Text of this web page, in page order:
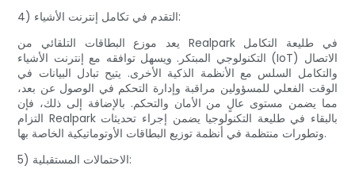
4) التقدم في تكامل إنترنت الأشياء:
يعد موزع البطاقات التلقائي من Realpark في طليعة التكامل
التكنولوجي المبتكر. ويسهل توافقه مع إنترنت الأشياء (IoT) الاتصال
والتكامل السلس مع الأنظمة الذكية الأخرى. يتيح تبادل البيانات في
الوقت الفعلي للمسؤولين مراقبة وإدارة التحكم في الوصول عن بعد،
مما يضمن مستوى عالٍ من الأمان والتحكم. بالإضافة إلى ذلك، فإن
التزام Realpark بالبقاء في طليعة التكنولوجيا يضمن إجراء تحديثات
وتطورات منتظمة في أنظمة توزيع البطاقات الأوتوماتيكية الخاصة بها.
5) الاحتمالات المستقبلية: